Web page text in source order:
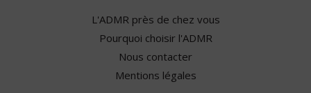
L'ADMR près de chez vous
Pourquoi choisir l'ADMR
Nous contacter
Mentions légales